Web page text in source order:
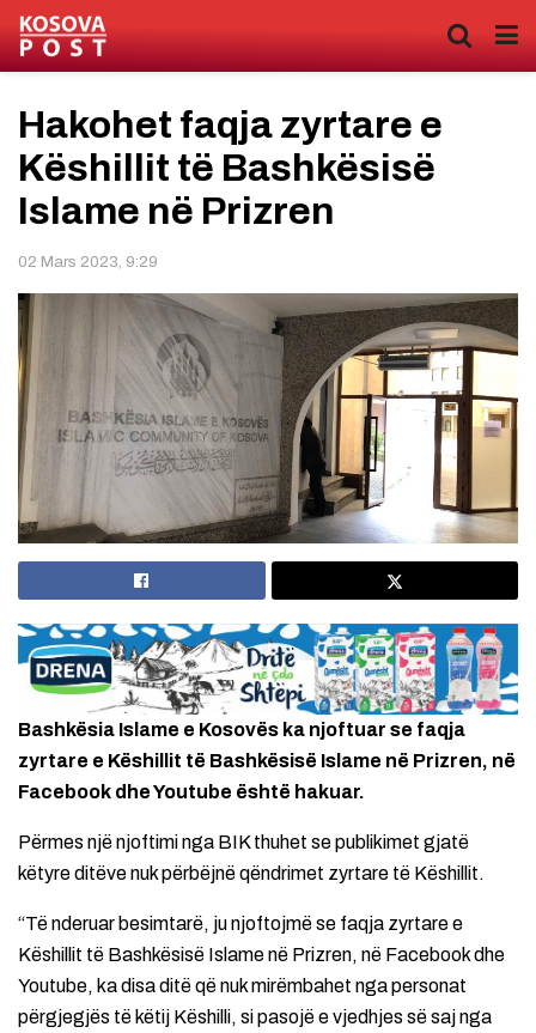
Hakohet faqja zyrtare e
Këshillit të Bashkësisë
Islame në Prizren
02 Mars 2023, 9:29
Bashkësia Islame e Kosovës ka njoftuar se faqja
zyrtare e Këshillit të Bashkësisë Islame në Prizren, në
Facebook dhe Youtube është hakuar.
Përmes një njoftimi nga BIK thuhet se publikimet gjatë
këtyre ditëve nuk përbëjnë qëndrimet zyrtare të Këshillit.
“Të nderuar besimtarë, ju njoftojmë se faqja zyrtare e
Këshillit të Bashkësisë Islame në Prizren, në Facebook dhe
Youtube, ka disa ditë që nuk mirëmbahet nga personat
përgjegjës të këtij Këshilli, si pasojë e vjedhjes së saj nga